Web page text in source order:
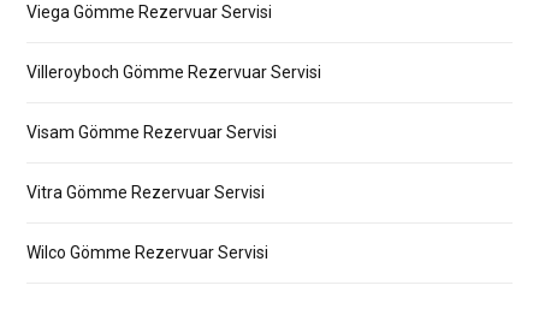
Viega Gömme Rezervuar Servisi
Villeroyboch Gömme Rezervuar Servisi
Visam Gömme Rezervuar Servisi
Vitra Gömme Rezervuar Servisi
Wilco Gömme Rezervuar Servisi